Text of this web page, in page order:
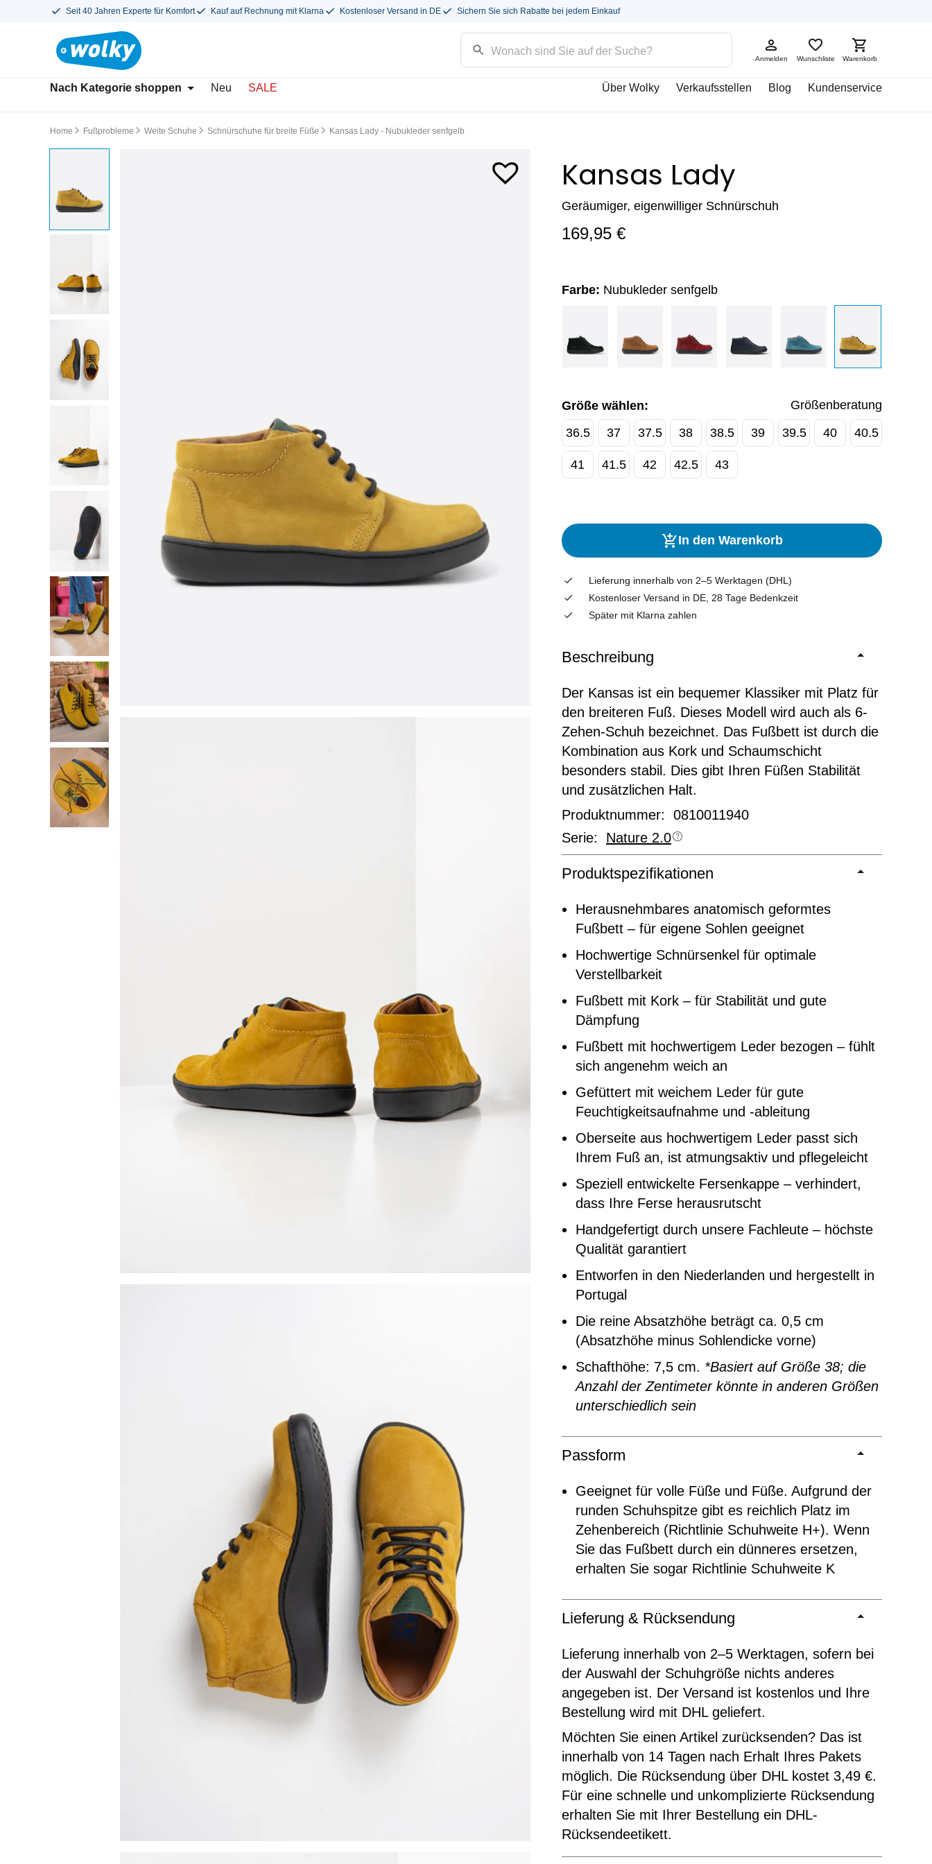
Seit 40 Jahren Experte für Komfort Kauf auf Rechnung mit Klarna Kostenloser Versand in DE Sichern Sie sich Rabatte bei jedem Einkauf
Anmelden Wunschliste Warenkorb
Nach Kategorie shoppen Neu SALE Über Wolky Verkaufsstellen Blog Kundenservice
Home Fußprobleme Weite Schuhe Schnürschuhe für breite Füße Kansas Lady - Nubukleder senfgelb
Kansas Lady
Geräumiger, eigenwilliger Schnürschuh
169,95 €
Farbe: Nubukleder senfgelb
Größe wählen:
Größenberatung
36.5
37 37.5 38 38.5 39 39.5 40 40.5
41 41.5 42 42.5 43
In den Warenkorb
Lieferung innerhalb von 2–5 Werktagen (DHL)
Kostenloser Versand in DE, 28 Tage Bedenkzeit
Später mit Klarna zahlen
Beschreibung
Der Kansas ist ein bequemer Klassiker mit Platz für
den breiteren Fuß. Dieses Modell wird auch als 6-
Zehen-Schuh bezeichnet. Das Fußbett ist durch die
Kombination aus Kork und Schaumschicht
besonders stabil. Dies gibt Ihren Füßen Stabilität
und zusätzlichen Halt.
Produktnummer: 0810011940
Serie: Nature 2.0
Produktspezifikationen
Herausnehmbares anatomisch geformtes
Fußbett – für eigene Sohlen geeignet
Hochwertige Schnürsenkel für optimale
Verstellbarkeit
Fußbett mit Kork – für Stabilität und gute
Dämpfung
Fußbett mit hochwertigem Leder bezogen – fühlt
sich angenehm weich an
Gefüttert mit weichem Leder für gute
Feuchtigkeitsaufnahme und -ableitung
Oberseite aus hochwertigem Leder passt sich
Ihrem Fuß an, ist atmungsaktiv und pflegeleicht
Speziell entwickelte Fersenkappe – verhindert,
dass Ihre Ferse herausrutscht
Handgefertigt durch unsere Fachleute – höchste
Qualität garantiert
Entworfen in den Niederlanden und hergestellt in
Portugal
Die reine Absatzhöhe beträgt ca. 0,5 cm
(Absatzhöhe minus Sohlendicke vorne)
Schafthöhe: 7,5 cm. *Basiert auf Größe 38; die
Anzahl der Zentimeter könnte in anderen Größen
unterschiedlich sein
Passform
Geeignet für volle Füße und Füße. Aufgrund der
runden Schuhspitze gibt es reichlich Platz im
Zehenbereich (Richtlinie Schuhweite H+). Wenn
Sie das Fußbett durch ein dünneres ersetzen,
erhalten Sie sogar Richtlinie Schuhweite K
Lieferung & Rücksendung
Lieferung innerhalb von 2–5 Werktagen, sofern bei
der Auswahl der Schuhgröße nichts anderes
angegeben ist. Der Versand ist kostenlos und Ihre
Bestellung wird mit DHL geliefert.
Möchten Sie einen Artikel zurücksenden? Das ist
innerhalb von 14 Tagen nach Erhalt Ihres Pakets
möglich. Die Rücksendung über DHL kostet 3,49 €.
Für eine schnelle und unkomplizierte Rücksendung
erhalten Sie mit Ihrer Bestellung ein DHL-
Rücksendeetikett.